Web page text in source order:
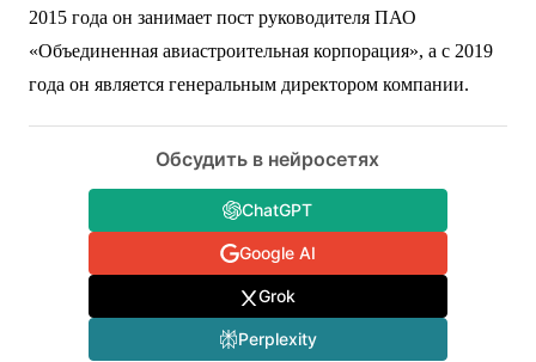
2015 года он занимает пост руководителя ПАО
«Объединенная авиастроительная корпорация», а с 2019
года он является генеральным директором компании.
Обсудить в нейросетях
ChatGPT
Google AI
Grok
Perplexity